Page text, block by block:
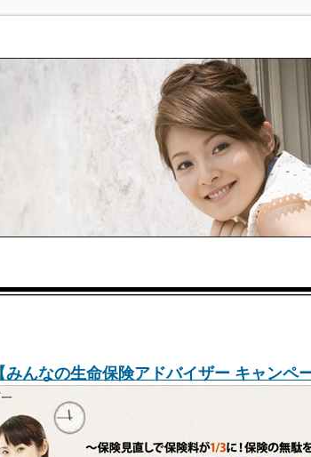
んなの生命保険アドバイザー キャンペ